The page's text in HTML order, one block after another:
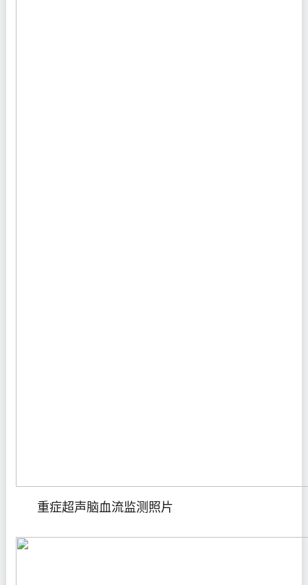
重症超声脑血流监测照片